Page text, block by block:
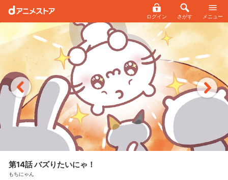
ログイン さがす メニュー
第14話 バズりたいにゃ！
もちにゃん